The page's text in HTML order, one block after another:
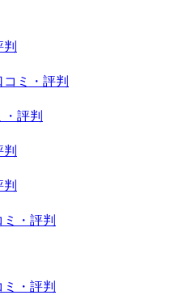
コミ・評判
評判
ミ・評判
ミ・評判